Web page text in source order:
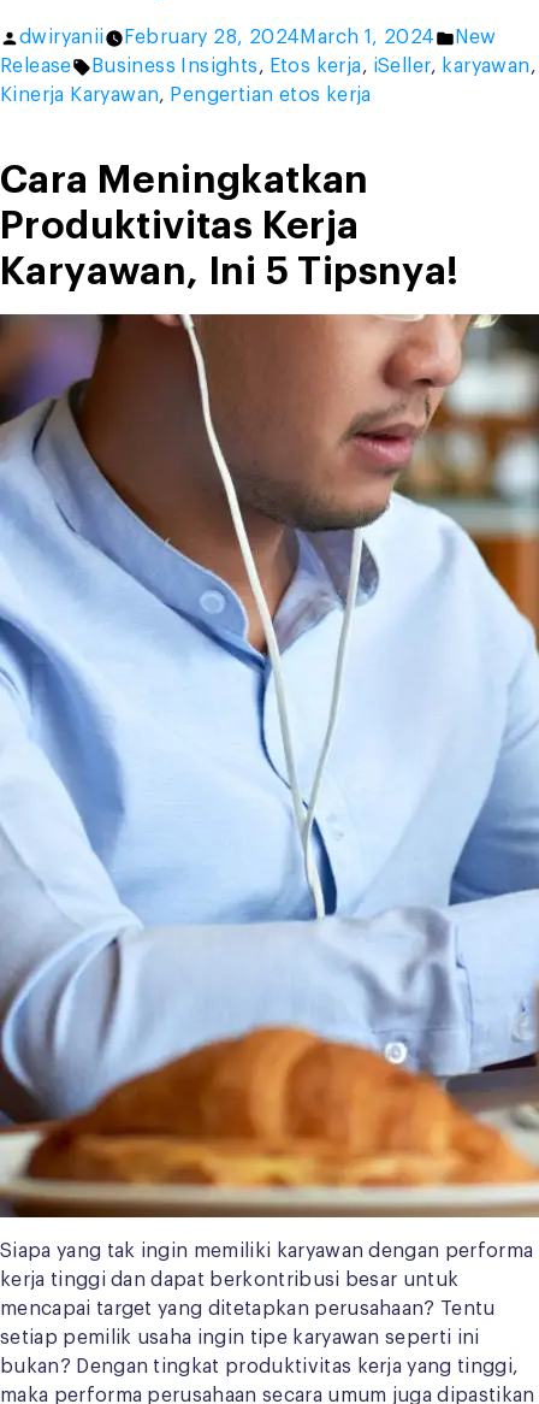
Kerja:
Kiat
Membangun
Sukses
Karyawan”
Posted
by
dwiryanii February 28, 2024 March 1, 2024
Posted
in
New
Release
Tags:
Business Insights, Etos kerja, iSeller, karyawan,
Kinerja Karyawan, Pengertian etos kerja
Cara Meningkatkan
Produktivitas Kerja
Karyawan, Ini 5 Tipsnya!
Siapa yang tak ingin memiliki karyawan dengan performa
kerja tinggi dan dapat berkontribusi besar untuk
mencapai target yang ditetapkan perusahaan? Tentu
setiap pemilik usaha ingin tipe karyawan seperti ini
bukan? Dengan tingkat produktivitas kerja yang tinggi,
maka performa perusahaan secara umum juga dipastikan